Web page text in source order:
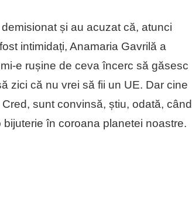
și au acuzat că, atunci
intimidați, Anamaria Gavrilă a
e rușine de ceva încerc să găsesc
zici că nu vrei să fii un UE. Dar cine
sunt convinsă, știu, odată, când
în coroana planetei noastre.